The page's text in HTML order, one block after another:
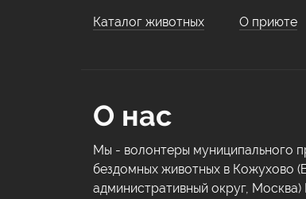
Каталог животных О приюте
О нас
Мы - волонтеры муниципального
бездомных животных в Кожухово
административный округ,